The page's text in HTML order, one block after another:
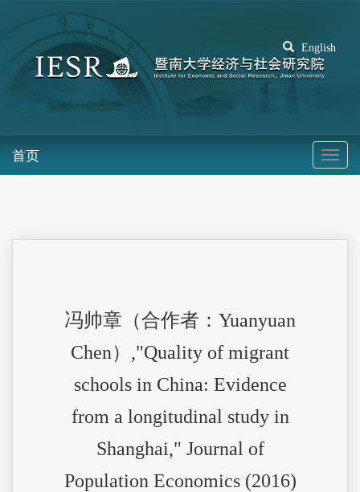
English
首页
冯帅章（合作者：Yuanyuan
Chen）,"Quality of migrant
schools in China: Evidence
from a longitudinal study in
Shanghai," Journal of
Population Economics (2016)